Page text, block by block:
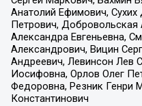
Анатолий Ефимович,
Петрович,
Александра Евгеньевна,
Александрович, Вицин
Андреевич, Левинсон Лев
Иосифовна, Орлов Олег
Федоровна, Резник Генри
Константинович